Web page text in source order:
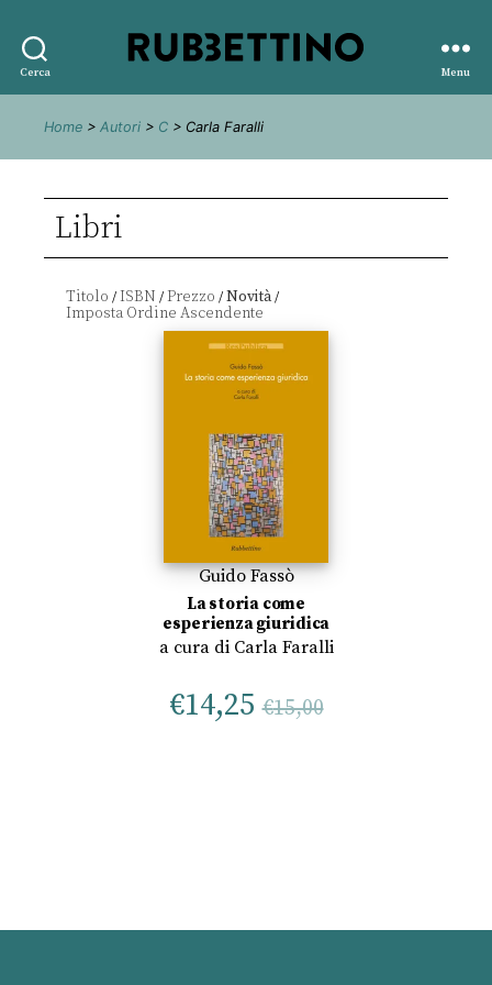
Cerca
editore
Menu
Home > Autori > C > Carla Faralli
Libri
Titolo /ISBN /Prezzo /Novità/
Guido Fassò
La storia come
esperienza giuridica
a cura di Carla Faralli
€14,25 €15,00